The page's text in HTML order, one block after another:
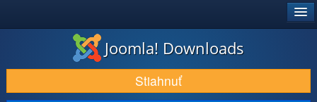
STIAHNUŤ & ROZŠÍRIŤ
OBJAVUJTE & UČTE SA
Joomla! Downloads
Stiahnuť